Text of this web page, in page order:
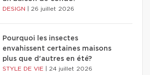
DESIGN 26 juillet 2026
Pourquoi les insectes
envahissent certaines maisons
plus que d'autres en été?
STYLE DE VIE 24 juillet 2026